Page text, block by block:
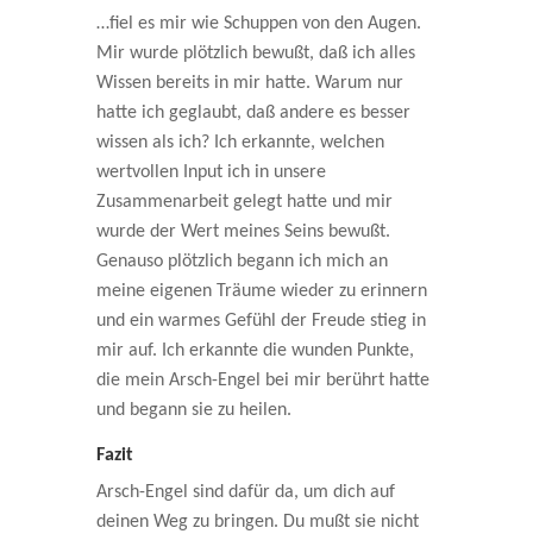
…fiel es mir wie Schuppen von den Augen.
Mir wurde plötzlich bewußt, daß ich alles
Wissen bereits in mir hatte. Warum nur
hatte ich geglaubt, daß andere es besser
wissen als ich? Ich erkannte, welchen
wertvollen Input ich in unsere
Zusammenarbeit gelegt hatte und mir
wurde der Wert meines Seins bewußt.
Genauso plötzlich begann ich mich an
meine eigenen Träume wieder zu erinnern
und ein warmes Gefühl der Freude stieg in
mir auf. Ich erkannte die wunden Punkte,
die mein Arsch-Engel bei mir berührt hatte
und begann sie zu heilen.
Fazit
Arsch-Engel sind dafür da, um dich auf
deinen Weg zu bringen. Du mußt sie nicht